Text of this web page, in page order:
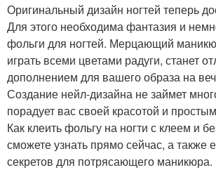
Оригинальный дизайн ногтей теперь
Для этого необходима фантазия и
фольги для ногтей. Мерцающий
играть всеми цветами радуги, станет
дополнением для вашего образа на
Создание нейл-дизайна не займет
порадует вас своей красотой и
Как клеить фольгу на ногти с клеем и
сможете узнать прямо сейчас, а также
секретов для потрясающего маникюра.